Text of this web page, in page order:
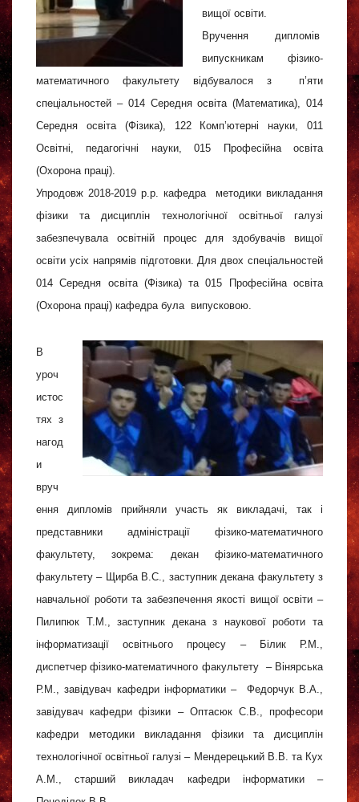
вищої освіти.
Вручення дипломів
випускникам фізико-
математичного факультету відбувалося з п’яти
спеціальностей – 014 Середня освіта (Математика), 014
Середня освіта (Фізика), 122 Комп’ютерні науки, 011
Освітні, педагогічні науки, 015 Професійна освіта
(Охорона праці).
Упродовж 2018-2019 р.р. кафедра методики викладання
фізики та дисциплін технологічної освітньої галузі
забезпечувала освітній процес для здобувачів вищої
освіти усіх напрямів підготовки. Для двох спеціальностей
014 Середня освіта (Фізика) та 015 Професійна освіта
(Охорона праці) кафедра була випусковою.
В
уроч
истос
тях з
нагод
и
вруч
ення дипломів прийняли участь як викладачі, так і
представники адміністрації фізико-математичного
факультету, зокрема: декан фізико-математичного
факультету – Щирба В.С., заступник декана факультету з
навчальної роботи та забезпечення якості вищої освіти –
Пилипюк Т.М., заступник декана з наукової роботи та
інформатизації освітнього процесу – Білик Р.М.,
диспетчер фізико-математичного факультету – Вінярська
Р.М., завідувач кафедри інформатики – Федорчук В.А.,
завідувач кафедри фізики – Оптасюк С.В., професори
кафедри методики викладання фізики та дисциплін
технологічної освітньої галузі – Мендерецький В.В. та Кух
А.М., старший викладач кафедри інформатики –